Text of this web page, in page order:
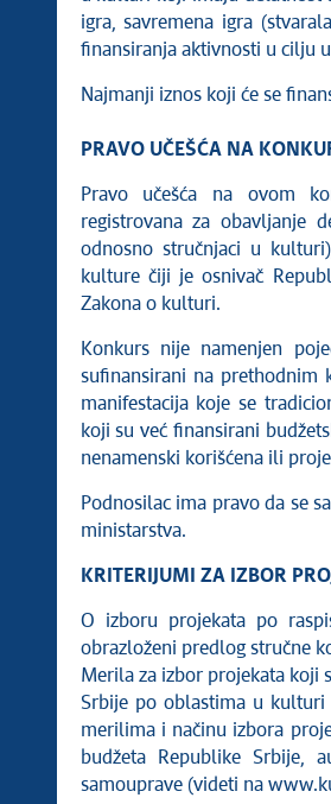
igra, savremena igra
finansiranja aktivnosti u cilju
Najmanji iznos koji će se
PRAVO UČEŠĆA NA
Pravo učešća na ovom
registrovana za obavljanje
odnosno stručnjaci u
kulture čiji je osnivač
Zakona o kulturi.
Konkurs nije namenjen
sufinansirani na prethodnim
manifestacija koje se
koji su već finansirani
nenamenski korišćena ili
Podnosilac ima pravo da se
ministarstva.
KRITERIJUMI ZA IZBOR
O izboru projekata po
obrazloženi predlog stručne
Merila za izbor projekata koji
Srbije po oblastima u
merilima i načinu izbora
budžeta Republike Srbije,
samouprave (videti na